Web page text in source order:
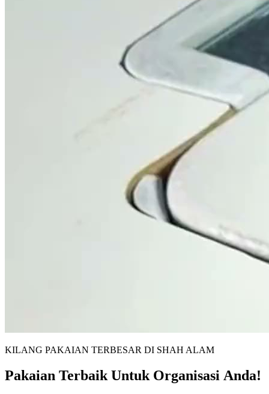
KILANG PAKAIAN TERBESAR DI SHAH ALAM
Pakaian Terbaik Untuk Organisasi Anda!